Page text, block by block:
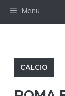
Menu
CALCIO